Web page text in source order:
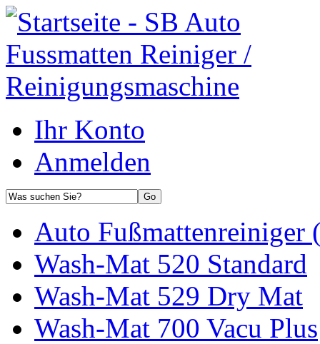
Ihr Konto
Anmelden
Auto Fußmattenreiniger
Wash-Mat 520 Standard
Wash-Mat 529 Dry Mat
Wash-Mat 700 Vacu Plus